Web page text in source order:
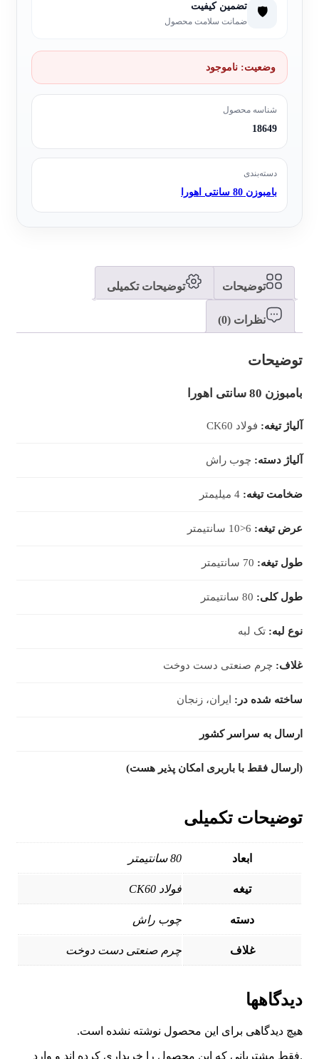
🛡️ تضمین کیفیت
ضمانت سلامت محصول
وضعیت: ناموجود
شناسه محصول
18649
دسته‌بندی
بامبوزن 80 سانتی اهورا
توضیحات توضیحات تکمیلی
نظرات (0)
توضیحات
بامبوزن 80 سانتی اهورا
آلیاژ تیغه: فولاد CK60
آلیاژ دسته: چوب راش
ضخامت تیغه:
عرض تیغه:
طول تیغه:
طول کلی:
نوع لبه: تک لبه
غلاف: چرم صنعتی دست دوخت
ساخته شده در: ایران، زنجان
ارسال به سراسر کشور
(ارسال فقط با باربری امکان پذیر هست)
توضیحات تکمیلی
ابعاد 80 سانتیمتر
تیغه فولاد CK60
دسته چوب راش
غلاف چرم صنعتی دست دوخت
دیدگاهها
هیچ دیدگاهی برای این محصول نوشته نشده است.
.فقط مشتریانی که این محصول را خریداری کرده اند و وارد